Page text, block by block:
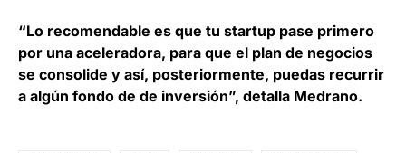
“Lo recomendable es que tu startup pase primero
por una aceleradora, para que el plan de negocios
se consolide y así, posteriormente, puedas recurrir
a algún fondo de de inversión”, detalla Medrano.